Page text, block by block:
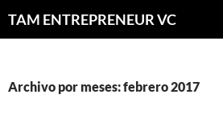
TAM ENTREPRENEUR VC
Archivo por meses: febrero 2017